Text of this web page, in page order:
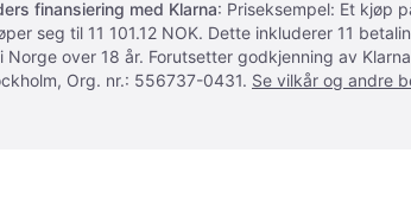
finansiering med Klarna: Priseksempel: Et kjøp
seg til 11 101.12 NOK. Dette inkluderer 11
over 18 år. Forutsetter godkjenning av
Org. nr.: 556737-0431. Se vilkår og andre